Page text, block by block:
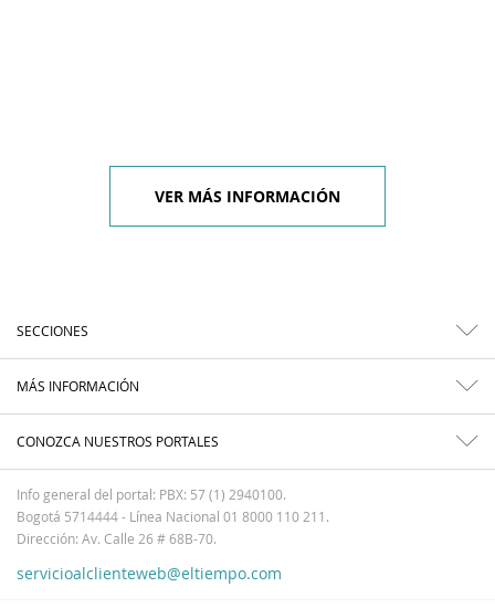
VER MÁS INFORMACIÓN
SECCIONES
MÁS INFORMACIÓN
CONOZCA NUESTROS PORTALES
Info general del portal: PBX: 57 (1) 2940100.
Bogotá 5714444 - Línea Nacional 01 8000 110 211.
Dirección: Av. Calle 26 # 68B-70.
servicioalclienteweb@eltiempo.com